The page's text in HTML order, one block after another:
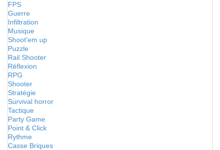
FPS
Guerre
Infiltration
Musique
Shoot'em up
Puzzle
Rail Shooter
Réflexion
RPG
Shooter
Stratégie
Survival horror
Tactique
Party Game
Point & Click
Rythme
Casse Briques